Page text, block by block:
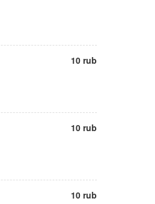
10 rub
10 rub
10 rub